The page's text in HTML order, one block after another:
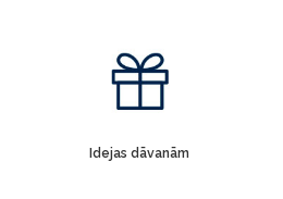
Idejas dāvanām